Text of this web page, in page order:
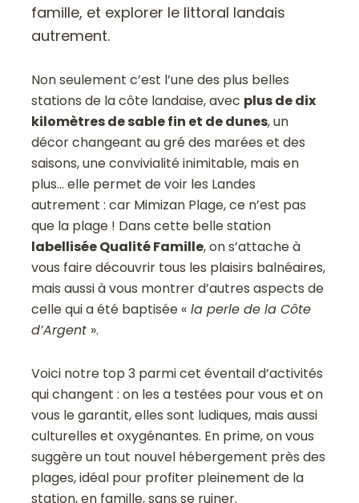
famille, et explorer le littoral landais
autrement.
Non seulement c’est l’une des plus belles
stations de la côte landaise, avec plus de dix
kilomètres de sable fin et de dunes, un
décor changeant au gré des marées et des
saisons, une convivialité inimitable, mais en
plus… elle permet de voir les Landes
autrement : car Mimizan Plage, ce n’est pas
que la plage ! Dans cette belle station
labellisée Qualité Famille, on s’attache à
vous faire découvrir tous les plaisirs balnéaires,
mais aussi à vous montrer d’autres aspects de
celle qui a été baptisée « la perle de la Côte
d’Argent ».
Voici notre top 3 parmi cet éventail d’activités
qui changent : on les a testées pour vous et on
vous le garantit, elles sont ludiques, mais aussi
culturelles et oxygénantes. En prime, on vous
suggère un tout nouvel hébergement près des
plages, idéal pour profiter pleinement de la
station, en famille, sans se ruiner.